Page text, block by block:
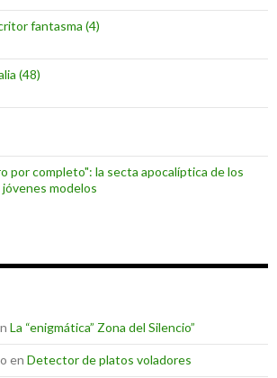
fantasma (4)
(48)
por completo": la secta apocalíptica de los
modelos
La “enigmática” Zona del Silencio”
en Detector de platos voladores